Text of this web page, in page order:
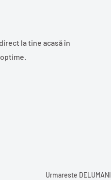
la tine acasă în
Urmareste DELUMANI